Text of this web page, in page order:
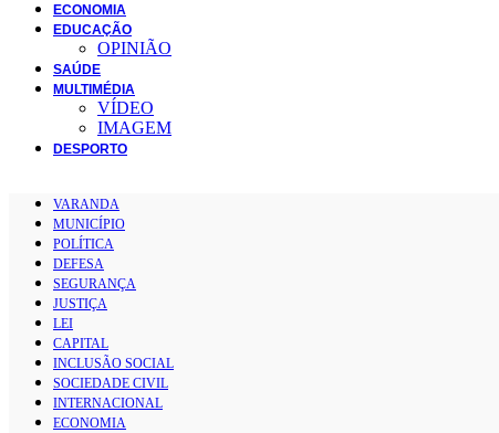
ECONOMIA
EDUCAÇÃO
OPINIÃO
SAÚDE
MULTIMÉDIA
VÍDEO
IMAGEM
DESPORTO
VARANDA
MUNICÍPIO
POLÍTICA
DEFESA
SEGURANÇA
JUSTIÇA
LEI
CAPITAL
INCLUSÃO SOCIAL
SOCIEDADE CIVIL
INTERNACIONAL
ECONOMIA